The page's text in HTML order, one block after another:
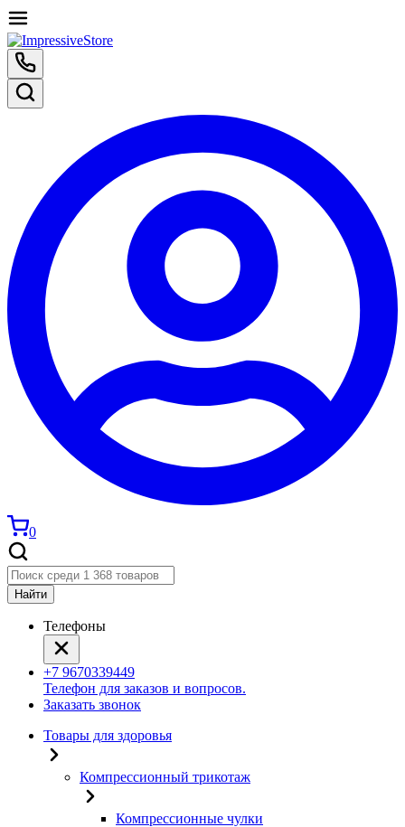
0
Найти
Телефоны
+7 9670339449
Телефон для заказов и вопросов.
Заказать звонок
Товары для здоровья
Компрессионный трикотаж
Компрессионные чулки